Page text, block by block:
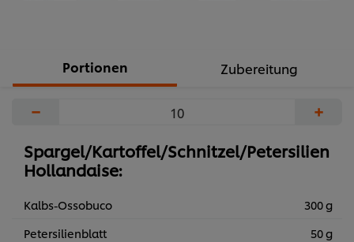
Portionen Zubereitung
− +
Spargel/Kartoffel/Schnitzel/Petersilien
Hollandaise:
Kalbs-Ossobuco
300 g
Petersilienblatt
50 g